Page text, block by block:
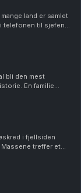
land er samlet
telefonen til sjefen
fly har ikke kommer
bli den mest
familie
i Los Angeles mens
i fjellsiden
Massene treffer et
ligger og sover.